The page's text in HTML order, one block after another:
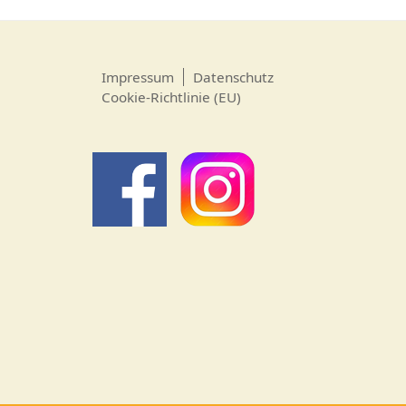
Impressum
Datenschutz
Cookie-Richtlinie (EU)